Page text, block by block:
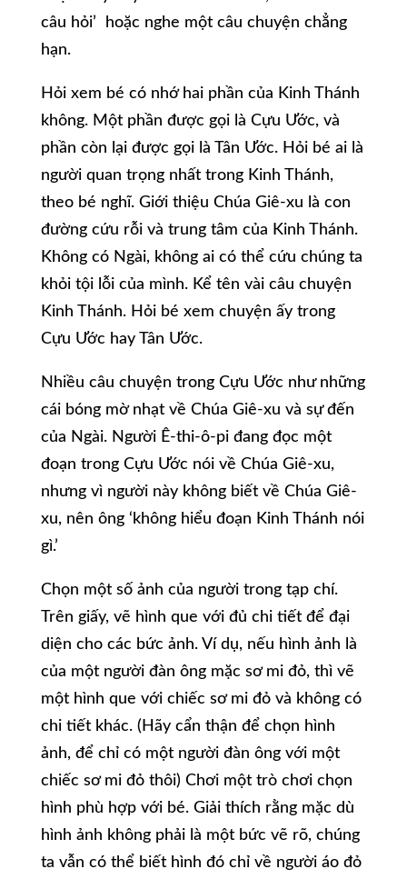
câu hỏi’ hoặc nghe một câu chuyện chẳng
hạn.
Hỏi xem bé có nhớ hai phần của Kinh Thánh
không. Một phần được gọi là Cựu Ước, và
phần còn lại được gọi là Tân Ước. Hỏi bé ai là
người quan trọng nhất trong Kinh Thánh,
theo bé nghĩ. Giới thiệu Chúa Giê-xu là con
đường cứu rỗi và trung tâm của Kinh Thánh.
Không có Ngài, không ai có thể cứu chúng ta
khỏi tội lỗi của mình. Kể tên vài câu chuyện
Kinh Thánh. Hỏi bé xem chuyện ấy trong
Cựu Ước hay Tân Ước.
Nhiều câu chuyện trong Cựu Ước như những
cái bóng mờ nhạt về Chúa Giê-xu và sự đến
của Ngài. Người Ê-thi-ô-pi đang đọc một
đoạn trong Cựu Ước nói về Chúa Giê-xu,
nhưng vì người này không biết về Chúa Giê-
xu, nên ông ‘không hiểu đoạn Kinh Thánh nói
gì.’
Chọn một số ảnh của người trong tạp chí.
Trên giấy, vẽ hình que với đủ chi tiết để đại
diện cho các bức ảnh. Ví dụ, nếu hình ảnh là
của một người đàn ông mặc sơ mi đỏ, thì vẽ
một hình que với chiếc sơ mi đỏ và không có
chi tiết khác. (Hãy cẩn thận để chọn hình
ảnh, để chỉ có một người đàn ông với một
chiếc sơ mi đỏ thôi) Chơi một trò chơi chọn
hình phù hợp với bé. Giải thích rằng mặc dù
hình ảnh không phải là một bức vẽ rõ, chúng
ta vẫn có thể biết hình đó chỉ về người áo đỏ